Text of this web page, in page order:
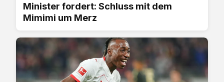
Minister fordert: Schluss mit dem
Mimimi um Merz